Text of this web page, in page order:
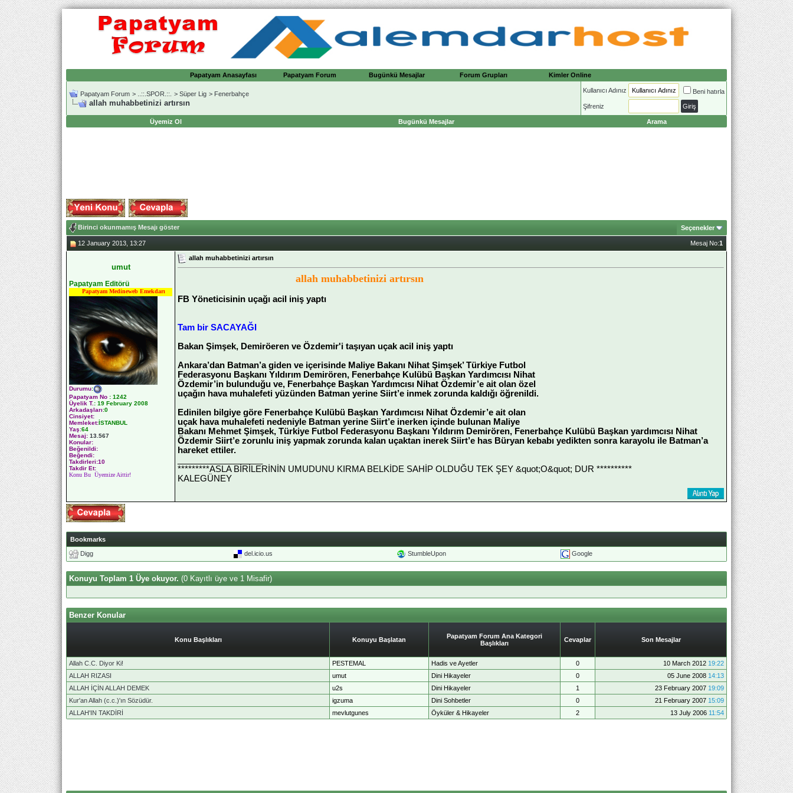
Papatyam Anasayfası Papatyam Forum Bugünkü Mesajlar Forum Grupları Kimler Online
Papatyam Forum > ..::.SPOR.::. > Süper Lig > Fenerbahçe
allah muhabbetinizi artırsın
Kullanıcı Adınız Beni hatırla
Şifreniz
Üyemiz Ol Bugünkü Mesajlar Arama
Birinci okunmamış Mesajı göster Seçenekler
12 January 2013, 13:27 Mesaj No:1
umut
Papatyam Editörü
Papatyam Medineweb Emekdarı
Durumu:
Papatyam No : 1242
Üyelik T.: 19 February 2008
Arkadaşları:0
Cinsiyet:
Memleket:İSTANBUL
Yaş:64
Mesaj: 13.567
Konular:
Beğenildi:
Beğendi:
Takdirleri:10
Takdir Et:
Konu Bu Üyemize Aittir!
allah muhabbetinizi artırsın
allah muhabbetinizi artırsın
FB Yöneticisinin uçağı acil iniş yaptı
Tam bir SACAYAĞI
Bakan Şimşek, Demiröeren ve Özdemir'i taşıyan uçak acil iniş yaptı
Ankara’dan Batman’a giden ve içerisinde Maliye Bakanı Nihat Şimşek’ Türkiye Futbol
Federasyonu Başkanı Yıldırım Demirören, Fenerbahçe Kulübü Başkan Yardımcısı Nihat
Özdemir’in bulunduğu ve, Fenerbahçe Başkan Yardımcısı Nihat Özdemir’e ait olan özel
uçağın hava muhalefeti yüzünden Batman yerine Siirt’e inmek zorunda kaldığı öğrenildi.
Edinilen bilgiye göre Fenerbahçe Kulübü Başkan Yardımcısı Nihat Özdemir’e ait olan
uçak hava muhalefeti nedeniyle Batman yerine Siirt’e inerken içinde bulunan Maliye
Bakanı Mehmet Şimşek, Türkiye Futbol Federasyonu Başkanı Yıldırım Demirören, Fenerbahçe Kulübü Başkan yardımcısı Nihat
Özdemir Siirt’e zorunlu iniş yapmak zorunda kalan uçaktan inerek Siirt’e has Büryan kebabı yedikten sonra karayolu ile Batman’a
hareket ettiler.
*********ASLA BİRİLERİNİN UMUDUNU KIRMA BELKİDE SAHİP OLDUĞU TEK ŞEY &quot;O&quot; DUR **********
KALEGÜNEY
Bookmarks
Digg
del.icio.us StumbleUpon Google
Konuyu Toplam 1 Üye okuyor. (0 Kayıtlı üye ve 1 Misafir)
Benzer Konular
Konu Başlıkları Konuyu Başlatan
Papatyam Forum Ana Kategori
Başlıkları
Cevaplar Son Mesajlar
Allah C.C. Diyor Ki! PESTEMAL Hadis ve Ayetler 0 10 March 2012 19:22
ALLAH RIZASI
umut Dini Hikayeler 0 05 June 2008 14:13
ALLAH İÇİN ALLAH DEMEK
u2s Dini Hikayeler 1 23 February 2007 19:09
Kur'an Allah (c.c.)'ın Sözüdür.
igzuma Dini Sohbetler 0 21 February 2007 15:09
ALLAH'IN TAKDİRİ
mevlutgunes Öyküler & Hikayeler 2 13 July 2006 11:54